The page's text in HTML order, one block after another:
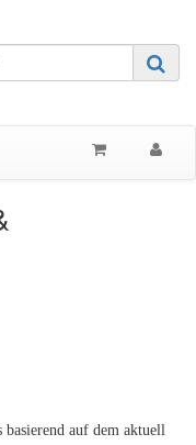
basierend auf dem aktuell